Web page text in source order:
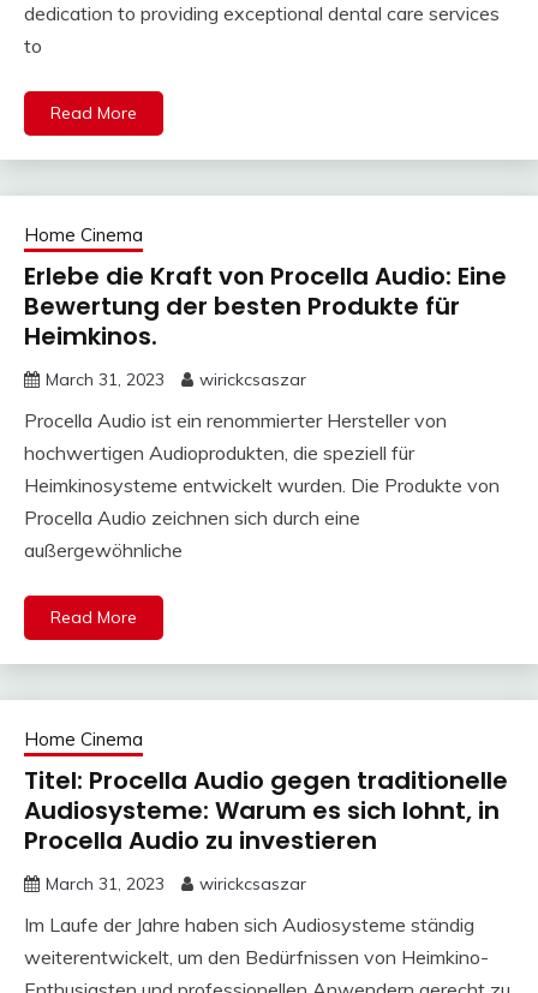
dedication to providing exceptional dental care services
to
Read More
Home Cinema
Erlebe die Kraft von Procella Audio: Eine
Bewertung der besten Produkte für
Heimkinos.
March 31, 2023 wirickcsaszar
Procella Audio ist ein renommierter Hersteller von
hochwertigen Audioprodukten, die speziell für
Heimkinosysteme entwickelt wurden. Die Produkte von
Procella Audio zeichnen sich durch eine
außergewöhnliche
Read More
Home Cinema
Titel: Procella Audio gegen traditionelle
Audiosysteme: Warum es sich lohnt, in
Procella Audio zu investieren
March 31, 2023 wirickcsaszar
Im Laufe der Jahre haben sich Audiosysteme ständig
weiterentwickelt, um den Bedürfnissen von Heimkino-